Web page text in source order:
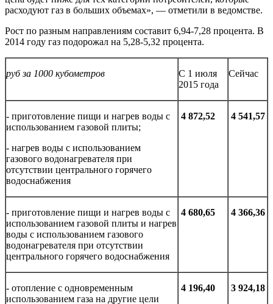
расходуют газ в больших объемах», — отметили в ведомстве.
Рост по разным направлениям составит 6,94-7,28 процента. В
2014 году газ подорожал на 5,28-5,32 процента.
руб за 1000 кубометров
С 1 июля
2015 года
Сейчас
- приготовление пищи и нагрев воды с
использованием газовой плиты;
- нагрев воды с использованием
газового водонагревателя при
отсутствии центрального горячего
водоснабжения
4 872,52 4 541,57
- приготовление пищи и нагрев воды с
использованием газовой плиты и нагрев
воды с использованием газового
водонагревателя при отсутствии
центрального горячего водоснабжения
4 680,65 4 366,36
- отопление с одновременным
использованием газа на другие цели
4 196,40 3 924,18